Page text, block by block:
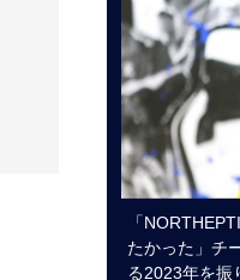
「
たかった」チ
る2023年を振